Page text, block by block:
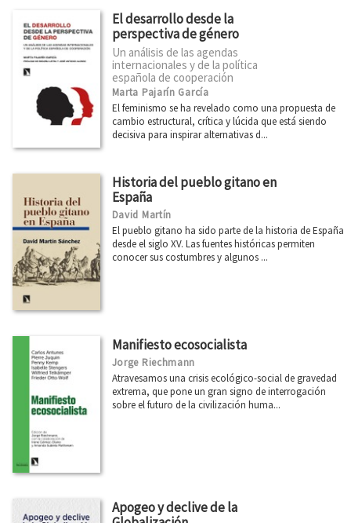
El desarrollo desde la
perspectiva de género
Un análisis de las agendas
internacionales y de la política
española de cooperación
Marta Pajarín García
El feminismo se ha revelado como una propuesta de
cambio estructural, crítica y lúcida que está siendo
decisiva para inspirar alternativas d...
Historia del pueblo gitano en
España
David Martín
El pueblo gitano ha sido parte de la historia de España
desde el siglo XV. Las fuentes históricas permiten
conocer sus costumbres y algunos ...
Manifiesto ecosocialista
Jorge Riechmann
Atravesamos una crisis ecológico-social de gravedad
extrema, que pone un gran signo de interrogación
sobre el futuro de la civilización huma...
Apogeo y declive de la